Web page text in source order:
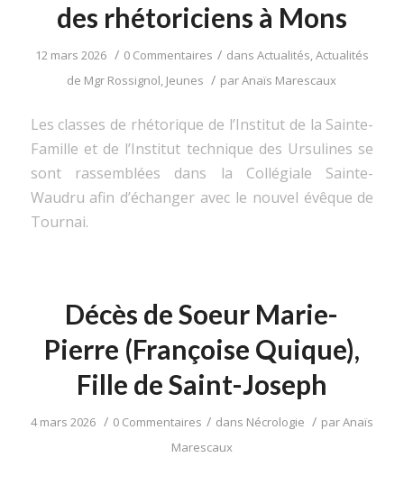
des rhétoriciens à Mons
12 mars 2026 / 0 Commentaires / dans Actualités,Actualités
de Mgr Rossignol, Jeunes / parAnaïs Marescaux
Les classes de rhétorique de l’Institut de la Sainte-
Famille et de l’Institut technique des Ursulines se
sont rassemblées dans la Collégiale Sainte-
Waudru afin d’échanger avec le nouvel évêque de
Tournai.
Décès de Soeur Marie-
Pierre (Françoise Quique),
Fille de Saint-Joseph
4 mars 2026 / 0 Commentaires / dans Nécrologie / parAnaïs
Marescaux